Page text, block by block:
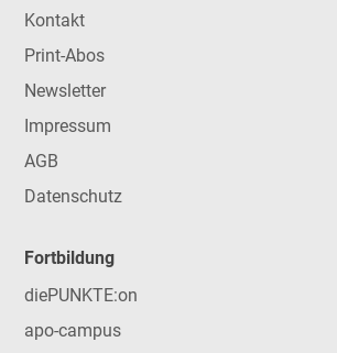
Kontakt
Print-Abos
Newsletter
Impressum
AGB
Datenschutz
Fortbildung
diePUNKTE:on
apo-campus